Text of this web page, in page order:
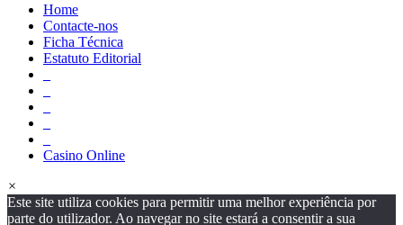
Home
Contacte-nos
Ficha Técnica
Estatuto Editorial
Casino Online
×
Este site utiliza cookies para permitir uma melhor experiência por
parte do utilizador. Ao navegar no site estará a consentir a sua